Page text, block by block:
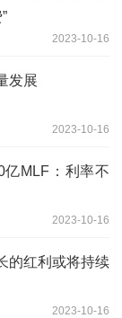
2023-10-16
发展
2023-10-16
MLF：利率不
2023-10-16
的红利或将持续
2023-10-16